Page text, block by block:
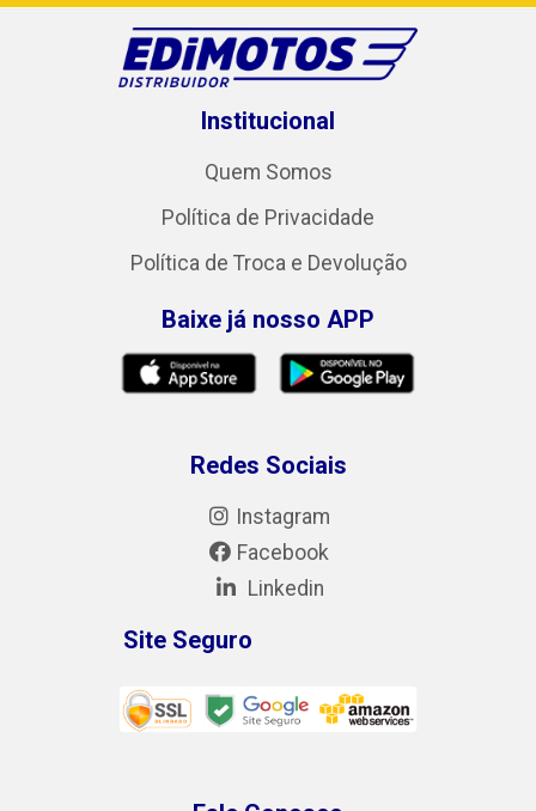
Institucional
Quem Somos
Política de Privacidade
Política de Troca e Devolução
Baixe já nosso APP
Redes Sociais
Instagram
Facebook
Linkedin
Site Seguro